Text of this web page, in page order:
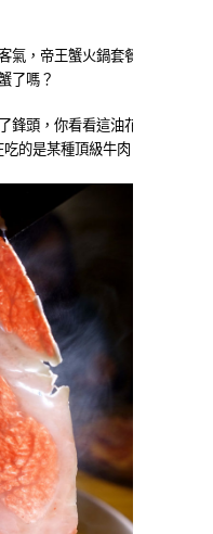
氣，帝王蟹火鍋套餐
了嗎？
鋒頭，你看看這油花
的是某種頂級牛肉